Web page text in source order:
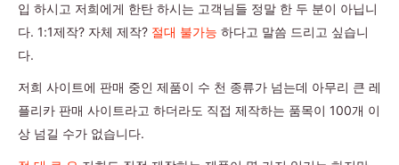
입 하시고 저희에게 한탄 하시는 고객님들 정말 한 두 분이 아닙니
다. 1:1제작? 자체 제작? 절대 불가능 하다고 말씀 드리고 싶습니
다.
저희 사이트에 판매 중인 제품이 수 천 종류가 넘는데 아무리 큰 레
플리카 판매 사이트라고 하더라도 직접 제작하는 품목이 100개 이
상 넘길 수가 없습니다.